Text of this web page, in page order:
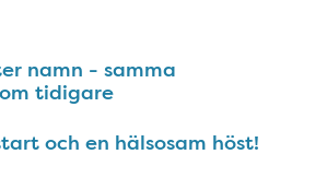
namn - samma
tidigare
och en hälsosam höst!